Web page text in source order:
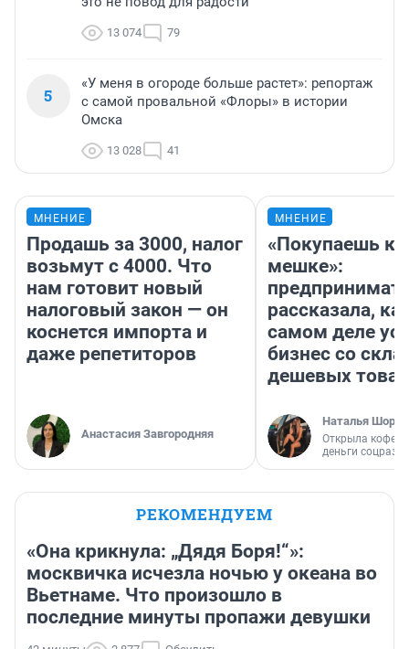
13 074 79
5
«У меня в огороде больше растет»: репортаж
с самой провальной «Флоры» в истории
Омска
13 028 41
МНЕНИЕ
Продашь за 3000, налог
возьмут с 4000. Что
нам готовит новый
налоговый закон — он
коснется импорта и
даже репетиторов
Анастасия Завгородняя
МНЕНИЕ
«Покупаешь
мешке»:
рассказала,
самом деле
бизнес со
дешевых
Наталья
Открыла
деньги
РЕКОМЕНДУЕМ
«Она крикнула: „Дядя Боря!“»:
москвичка исчезла ночью у океана во
Вьетнаме. Что произошло в
последние минуты пропажи девушки